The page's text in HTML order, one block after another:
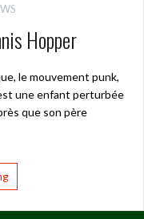
Hopper
le mouvement punk,
une enfant perturbée
que son père